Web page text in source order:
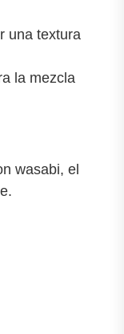
una textura
la mezcla
wasabi, el